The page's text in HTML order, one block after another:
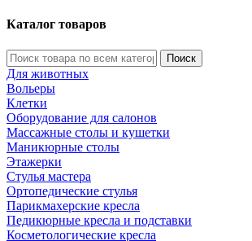
Каталог товаров
Поиск
Для животных
Вольеры
Клетки
Оборудование для салонов
Массажные столы и кушетки
Маникюрные столы
Этажерки
Стулья мастера
Ортопедические стулья
Парикмахерские кресла
Педикюрные кресла и подставки
Косметологические кресла